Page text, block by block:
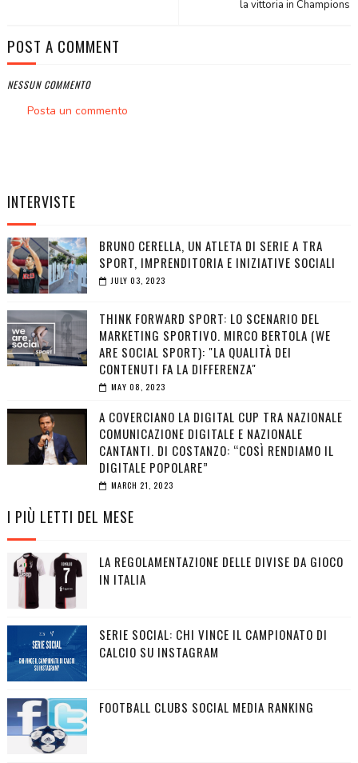
la vittoria in Champions
POST A COMMENT
NESSUN COMMENTO
Posta un commento
INTERVISTE
BRUNO CERELLA, UN ATLETA DI SERIE A TRA
SPORT, IMPRENDITORIA E INIZIATIVE SOCIALI
JULY 03, 2023
THINK FORWARD SPORT: LO SCENARIO DEL
MARKETING SPORTIVO. MIRCO BERTOLA (WE
ARE SOCIAL SPORT): "LA QUALITÀ DEI
CONTENUTI FA LA DIFFERENZA"
MAY 08, 2023
A COVERCIANO LA DIGITAL CUP TRA NAZIONALE
COMUNICAZIONE DIGITALE E NAZIONALE
CANTANTI. DI COSTANZO: “COSÌ RENDIAMO IL
DIGITALE POPOLARE”
MARCH 21, 2023
I PIÙ LETTI DEL MESE
LA REGOLAMENTAZIONE DELLE DIVISE DA GIOCO
IN ITALIA
SERIE SOCIAL: CHI VINCE IL CAMPIONATO DI
CALCIO SU INSTAGRAM
FOOTBALL CLUBS SOCIAL MEDIA RANKING